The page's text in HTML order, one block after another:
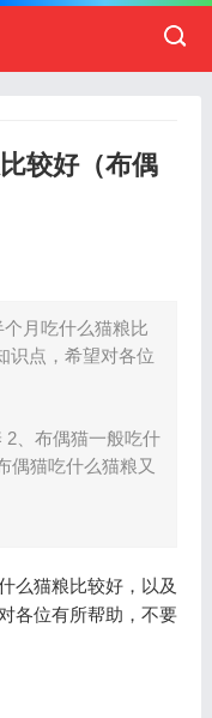
较好（布偶
月吃什么猫粮比
识点，希望对各位
2、布偶猫一般吃什
偶猫吃什么猫粮又
么猫粮比较好，以及
各位有所帮助，不要